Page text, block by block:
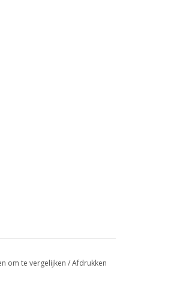
om te vergelijken /Afdrukken